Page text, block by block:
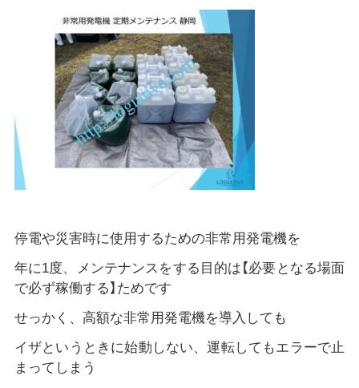
停電や災害時に使用するための非常用発電機を
年に1度、メンテナンスをする目的は【必要となる場面
で必ず稼働する】ためです
せっかく、高額な非常用発電機を導入しても
イザというときに始動しない、運転してもエラーで止
まってしまう